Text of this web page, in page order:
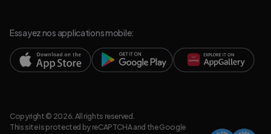
Essayez nos applications mobile:
Copyright © 2026. All rights reserved.
This site is protected by reCAPTCHA and the Google